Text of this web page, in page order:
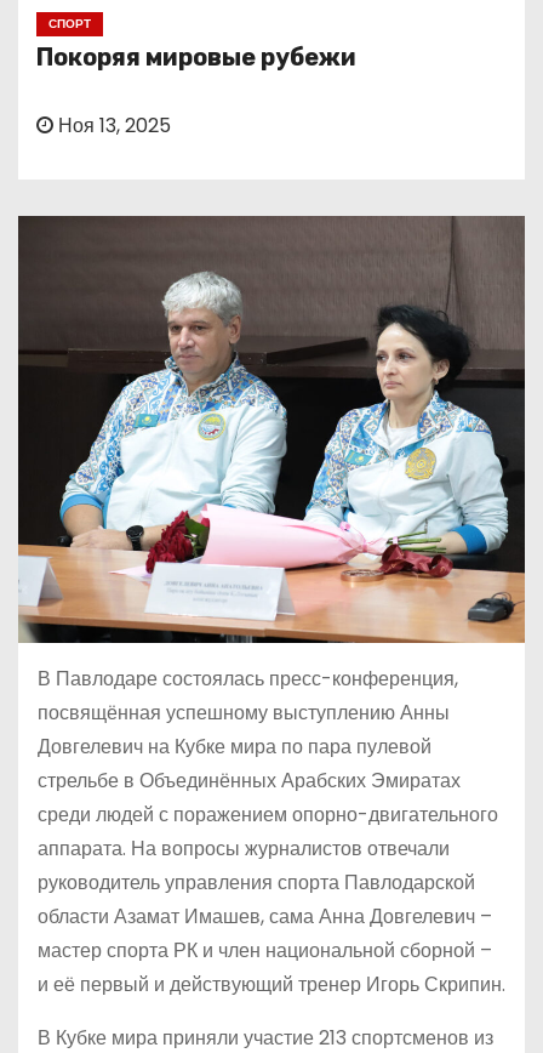
СПОРТ
Покоряя мировые рубежи
Ноя 13, 2025
В Павлодаре состоялась пресс-конференция,
посвящённая успешному выступлению Анны
Довгелевич на Кубке мира по пара пулевой
стрельбе в Объединённых Арабских Эмиратах
среди людей с поражением опорно-двигательного
аппарата. На вопросы журналистов отвечали
руководитель управления спорта Павлодарской
области Азамат Имашев, сама Анна Довгелевич –
мастер спорта РК и член национальной сборной –
и её первый и действующий тренер Игорь Скрипин.
В Кубке мира приняли участие 213 спортсменов из